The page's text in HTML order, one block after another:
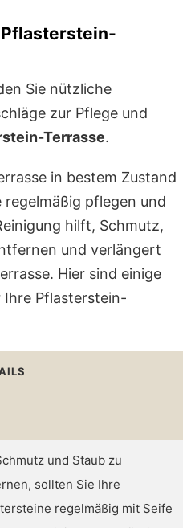
Sie nützliche
zur Pflege und
Terrasse.
in bestem Zustand
regelmäßig pflegen und
hilft, Schmutz,
und verlängert
Hier sind einige
Pflasterstein-
und Staub zu
sollten Sie Ihre
regelmäßig mit Seife